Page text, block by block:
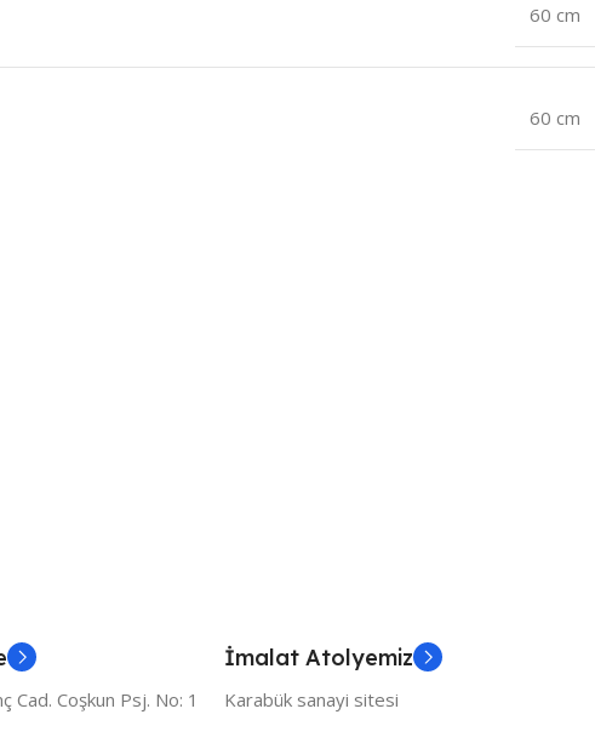
60 cm
60 cm
Cad. Coşkun Psj. No: 1
İmalat Atolyemiz
Karabük sanayi sitesi